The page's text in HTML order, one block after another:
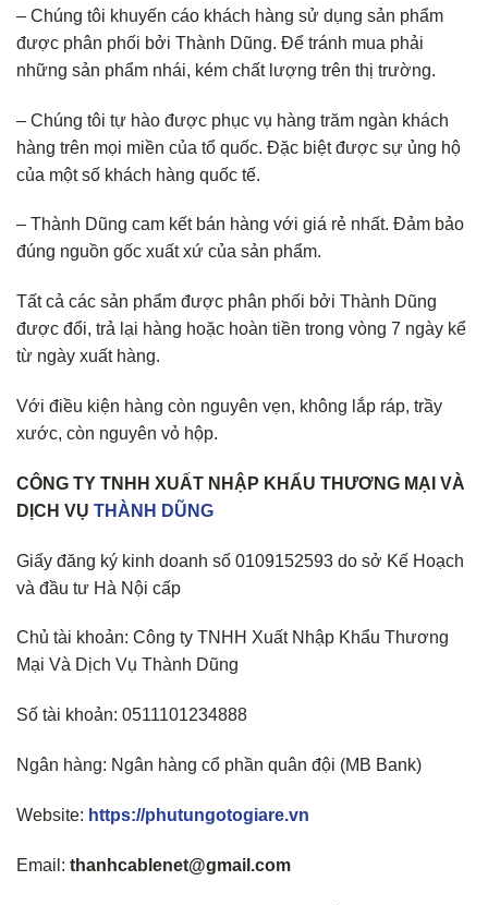
– Chúng tôi khuyến cáo khách hàng sử dụng sản phẩm
được phân phối bởi Thành Dũng. Để tránh mua phải
những sản phẩm nhái, kém chất lượng trên thị trường.
– Chúng tôi tự hào được phục vụ hàng trăm ngàn khách
hàng trên mọi miền của tổ quốc. Đặc biệt được sự ủng hộ
của một số khách hàng quốc tế.
– Thành Dũng cam kết bán hàng với giá rẻ nhất. Đảm bảo
đúng nguồn gốc xuất xứ của sản phẩm.
Tất cả các sản phẩm được phân phối bởi Thành Dũng
được đổi, trả lại hàng hoặc hoàn tiền trong vòng 7 ngày kể
từ ngày xuất hàng.
Với điều kiện hàng còn nguyên vẹn, không lắp ráp, trầy
xước, còn nguyên vỏ hộp.
CÔNG TY TNHH XUẤT NHẬP KHẨU THƯƠNG MẠI VÀ
DỊCH VỤ THÀNH DŨNG
Giấy đăng ký kinh doanh số 0109152593 do sở Kế Hoạch
và đầu tư Hà Nội cấp
Chủ tài khoản: Công ty TNHH Xuất Nhập Khẩu Thương
Mại Và Dịch Vụ Thành Dũng
Số tài khoản: 0511101234888
Ngân hàng: Ngân hàng cổ phần quân đội (MB Bank)
Website: https://phutungotogiare.vn
Email: thanhcablenet@gmail.com